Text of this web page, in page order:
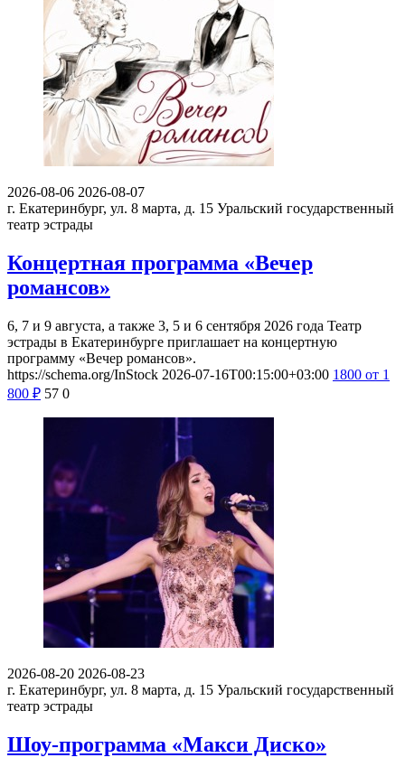
2026-08-06 2026-08-07
г. Екатеринбург, ул. 8 марта, д. 15 Уральский государственный
театр эстрады
Концертная программа «Вечер
романсов»
6, 7 и 9 августа, а также 3, 5 и 6 сентября 2026 года Театр
эстрады в Екатеринбурге приглашает на концертную
программу «Вечер романсов».
https://schema.org/InStock 2026-07-16T00:15:00+03:00 1800 от 1
800 ₽ 57 0
2026-08-20 2026-08-23
г. Екатеринбург, ул. 8 марта, д. 15 Уральский государственный
театр эстрады
Шоу-программа «Макси Диско»